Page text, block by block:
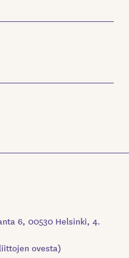
6, 00530 Helsinki, 4.
ovesta)